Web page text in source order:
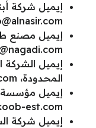
إيميل شركة
إيميل مصنع
إيميل الشركة
المحدودة،
إيميل مؤسسة
est.com
إيميل شركة